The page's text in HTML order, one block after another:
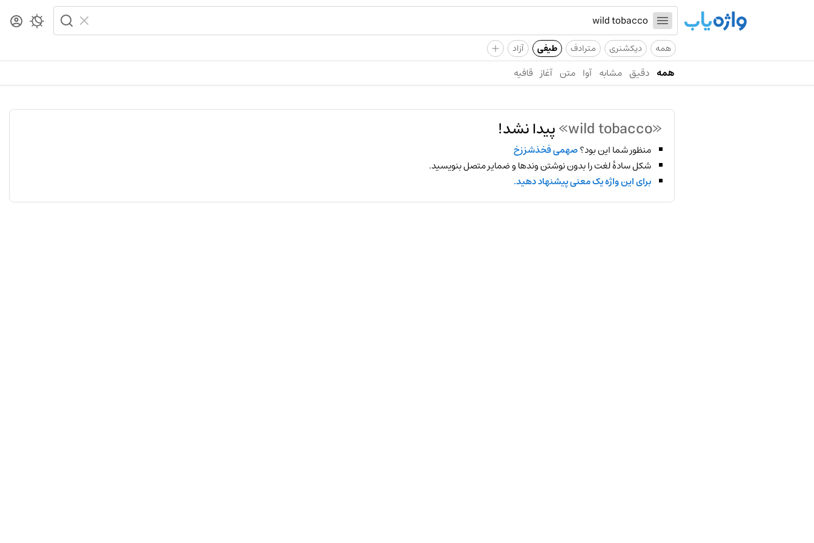
همه دیکشنری مترادف طیفی آزاد +
همه دقیق مشابه آوا متن آغاز قافیه
«wild tobacco» پیدا نشد!
منظور شما این بود؟صهمی فخذشززخ
شکل سادهٔ لغت را بدون نوشتن وندها و ضمایر متصل بنویسید.
برای این واژه یک معنی پیشنهاد دهید.